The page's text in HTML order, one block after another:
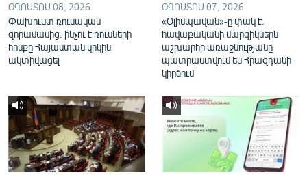
«Ազատության» բոլոր կայքերը
ՕԳՈՍՏՈՍ 08, 2026
Փախուստ ռուսական
զորամասից. ինչու է ռուսների
հոսքը Հայաստան կրկին
ակտիվացել
ՕԳՈՍՏՈՍ 07, 2026
«Օլիմպավան»-ը փակ է.
հավաքականի մարզիկներն
աշխարհի առաջնությանը
պատրաստվում են Հրազդանի
կիրճում